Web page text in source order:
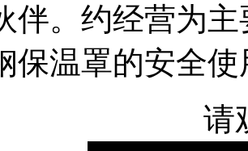
伴。约经营为
保温罩的安全使
请